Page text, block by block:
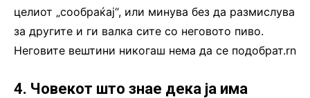
целиот „сообраќај“, или минува без да размислува
за другите и ги валка сите со неговото пиво.
Неговите вештини никогаш нема да се подобрат.rn
4. Човекот што знае дека ја има